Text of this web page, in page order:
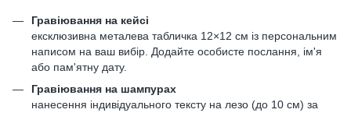
Гравіювання на кейсі
ексклюзивна металева табличка 12×12 см із персональним
написом на ваш вибір. Додайте особисте послання, ім'я
або пам'ятну дату.
Гравіювання на шампурах
нанесення індивідуального тексту на лезо (до 10 см) за